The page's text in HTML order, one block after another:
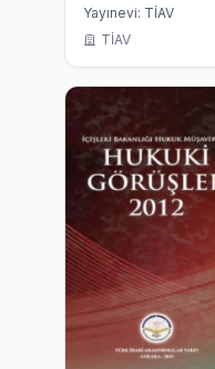
Vesayet
Yayınevi: TİAV
TİAV